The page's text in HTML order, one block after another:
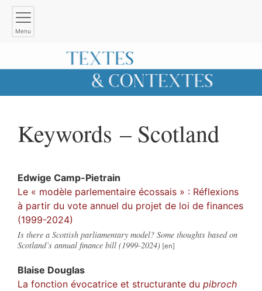
Menu
Keywords – Scotland
Edwige Camp-Pietrain
Le « modèle parlementaire écossais » : Réflexions
à partir du vote annuel du projet de loi de finances
(1999-2024)
Is there a Scottish parliamentary model? Some thoughts based on
Scotland’s annual finance bill (1999-2024)
Blaise Douglas
La fonction évocatrice et structurante du pibroch